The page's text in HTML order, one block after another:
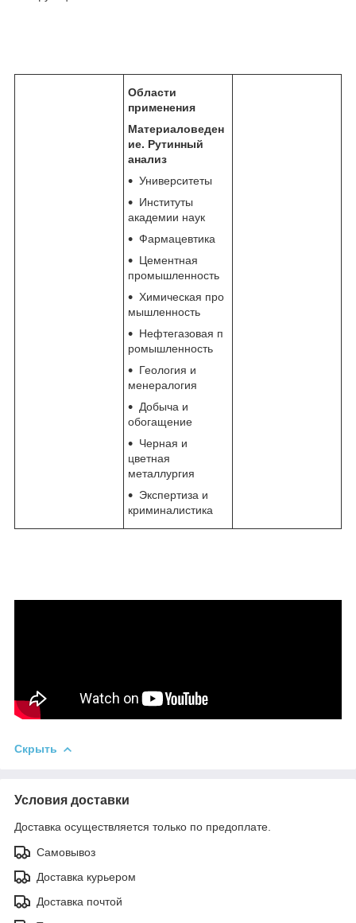
Области
применения
Материаловеден
ие. Рутинный
анализ
Университеты
Институты
академии наук
Фармацевтика
Цементная
промышленность
Химическая про
мышленность
Нефтегазовая п
ромышленность
Геология и
менералогия
Добыча и
обогащение
Черная и
цветная
металлургия
Экспертиза и
криминалистика
Скрыть
Условия доставки
Доставка осуществляется только по предоплате.
Самовывоз
Доставка курьером
Доставка почтой